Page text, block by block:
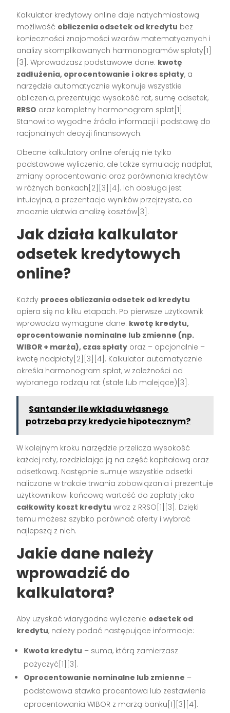
Kalkulator kredytowy online daje natychmiastową
możliwość obliczenia odsetek od kredytu bez
konieczności znajomości wzorów matematycznych i
analizy skomplikowanych harmonogramów spłaty[1]
[3]. Wprowadzasz podstawowe dane: kwotę
zadłużenia, oprocentowanie i okres spłaty, a
narzędzie automatycznie wykonuje wszystkie
obliczenia, prezentując wysokość rat, sumę odsetek,
RRSO oraz kompletny harmonogram spłat[1].
Stanowi to wygodne źródło informacji i podstawę do
racjonalnych decyzji finansowych.
Obecne kalkulatory online oferują nie tylko
podstawowe wyliczenia, ale także symulację nadpłat,
zmiany oprocentowania oraz porównania kredytów
w różnych bankach[2][3][4]. Ich obsługa jest
intuicyjna, a prezentacja wyników przejrzysta, co
znacznie ułatwia analizę kosztów[3].
Jak działa kalkulator
odsetek kredytowych
online?
Każdy proces obliczania odsetek od kredytu
opiera się na kilku etapach. Po pierwsze użytkownik
wprowadza wymagane dane: kwotę kredytu,
oprocentowanie nominalne lub zmienne (np.
WIBOR + marża), czas spłaty oraz – opcjonalnie –
kwotę nadpłaty[2][3][4]. Kalkulator automatycznie
określa harmonogram spłat, w zależności od
wybranego rodzaju rat (stałe lub malejące)[3].
Santander ile wkładu własnego
potrzeba przy kredycie hipotecznym?
W kolejnym kroku narzędzie przelicza wysokość
każdej raty, rozdzielając ją na część kapitałową oraz
odsetkową. Następnie sumuje wszystkie odsetki
naliczone w trakcie trwania zobowiązania i prezentuje
użytkownikowi końcową wartość do zapłaty jako
całkowity koszt kredytu wraz z RRSO[1][3]. Dzięki
temu możesz szybko porównać oferty i wybrać
najlepszą z nich.
Jakie dane należy
wprowadzić do
kalkulatora?
Aby uzyskać wiarygodne wyliczenie odsetek od
kredytu, należy podać następujące informacje:
Kwota kredytu – suma, którą zamierzasz
pożyczyć[1][3].
Oprocentowanie nominalne lub zmienne –
podstawowa stawka procentowa lub zestawienie
oprocentowania WIBOR z marżą banku[1][3][4].